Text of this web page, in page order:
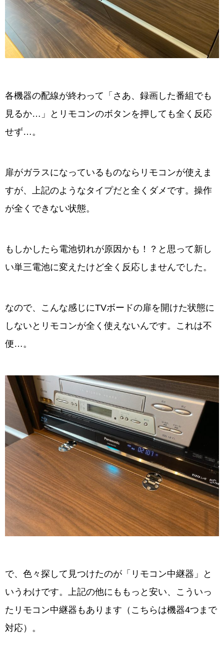
各機器の配線が終わって「さあ、録画した番組でも
見るか…」とリモコンのボタンを押しても全く反応
せず…。
扉がガラスになっているものならリモコンが使えま
すが、上記のようなタイプだと全くダメです。操作
が全くできない状態。
もしかしたら電池切れが原因かも！？と思って新し
い単三電池に変えたけど全く反応しませんでした。
なので、こんな感じにTVボードの扉を開けた状態に
しないとリモコンが全く使えないんです。これは不
便…。
で、色々探して見つけたのが「リモコン中継器」と
いうわけです。上記の他にももっと安い、こういっ
たリモコン中継器もあります（こちらは機器4つまで
対応）。